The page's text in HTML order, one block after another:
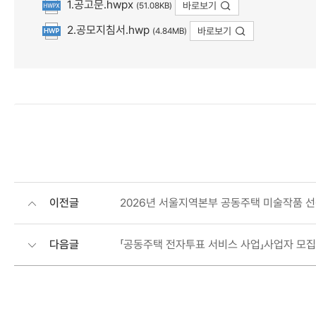
첨부파일
1.공고문.hwpx (51.08KB) 바로보기
2.공모지침서.hwp (4.84MB) 바로보기
이전글 2026년 서울지역본부 공동주택 미술작품
다음글 「공동주택 전자투표 서비스 사업」사업자 모